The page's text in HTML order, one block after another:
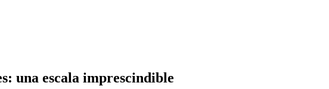
una escala imprescindible